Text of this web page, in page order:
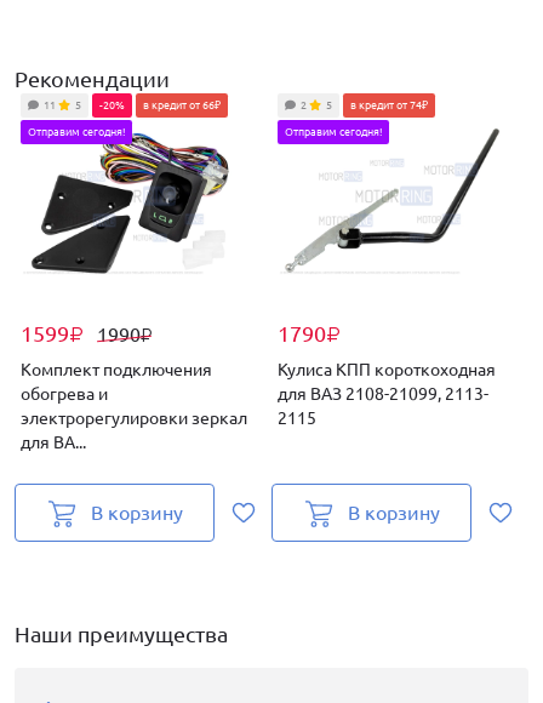
Рекомендации
1599₽ 1990₽
11 5 -20% в кредит от 66₽
Отправим сегодня!
Комплект подключения
обогрева и
электрорегулировки зеркал
для ВА...
В корзину
1790₽
2 5 в кредит от 74₽
Отправим сегодня!
Кулиса КПП короткоходная
для ВАЗ 2108-21099, 2113-
2115
В корзину
Наши преимущества